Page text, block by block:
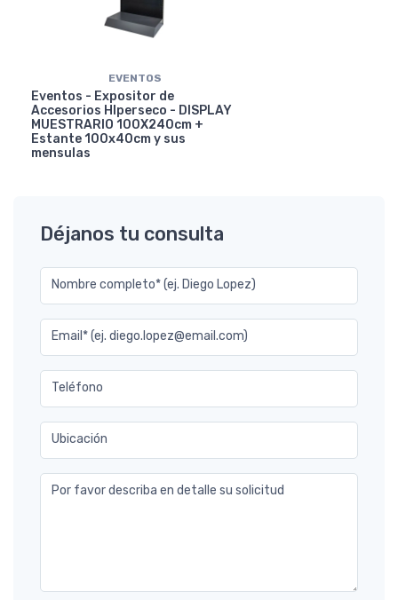
EVENTOS
Eventos - Expositor de
Accesorios HIperseco - DISPLAY
MUESTRARIO 100X240cm +
Estante 100x40cm y sus
mensulas
Déjanos tu consulta
Nombre completo* (ej. Diego Lopez)
Email* (ej. diego.lopez@email.com)
Teléfono
Ubicación
Por favor describa en detalle su solicitud